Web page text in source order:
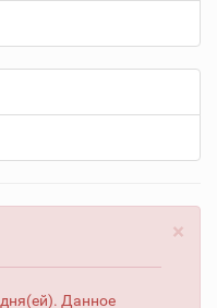
×
дня(ей). Данное